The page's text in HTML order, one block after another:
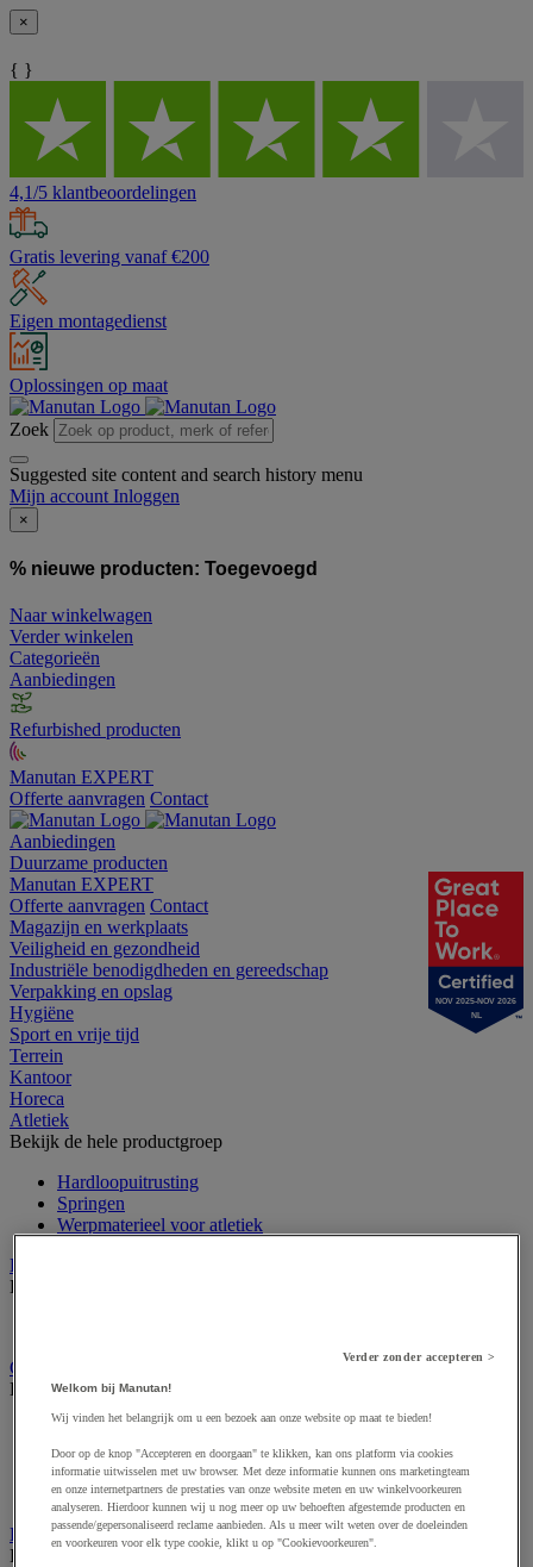
×
{ }
4,1/5 klantbeoordelingen
Gratis levering vanaf €200
Eigen montagedienst
Oplossingen op maat
Zoek
Suggested site content and search history menu
Mijn account Inloggen
×
% nieuwe producten: Toegevoegd
Naar winkelwagen
Verder winkelen
Categorieën
Aanbiedingen
Refurbished producten
Manutan EXPERT
Offerte aanvragen Contact
Aanbiedingen
Duurzame producten
Manutan EXPERT
Offerte aanvragen Contact
Magazijn en werkplaats
Veiligheid en gezondheid
Industriële benodigdheden en gereedschap
Verpakking en opslag
Hygiëne
Sport en vrije tijd
Terrein
Kantoor
Horeca
Atletiek
Bekijk de hele productgroep
Hardloopuitrusting
Springen
Werpmaterieel voor atletiek
Buitenspeeltuin
Bekijk de hele productgroep
Gymnastiek en artistieke sport
Bekijk de hele productgroep
Circuskunst
Gymuitrusting
Ritmisch gymtoestel
Turntoestel
Krachttraining en fitness
Bekijk de hele productgroep
NOV 2025-NOV 2026
NL
Verder zonder accepteren >
Welkom bij Manutan!
Wij vinden het belangrijk om u een bezoek aan onze website op maat te bieden!
Door op de knop "Accepteren en doorgaan" te klikken, kan ons platform via cookies
informatie uitwisselen met uw browser. Met deze informatie kunnen ons marketingteam
en onze internetpartners de prestaties van onze website meten en uw winkelvoorkeuren
analyseren. Hierdoor kunnen wij u nog meer op uw behoeften afgestemde producten en
passende/gepersonaliseerd reclame aanbieden. Als u meer wilt weten over de doeleinden
en voorkeuren voor elk type cookie, klikt u op "Cookievoorkeuren".